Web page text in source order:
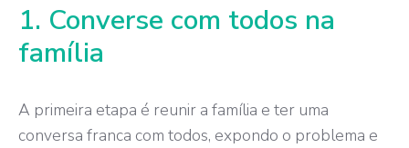
1. Converse com todos na
família
A primeira etapa é reunir a família e ter uma
conversa franca com todos, expondo o problema e